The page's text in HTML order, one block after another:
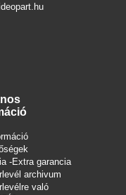
-Extra garancia
archivum
való